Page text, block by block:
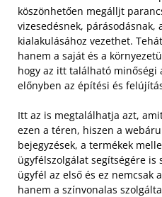
köszönhetően megálljt
vizesedésnek, párásodásnak,
kialakulásához vezethet.
hanem a saját és a
hogy az itt található minőségi
előnyben az építési és
Itt az is megtalálhatja azt,
ezen a téren, hiszen a
bejegyzések, a termékek
ügyfélszolgálat segítségére
ügyfél az első és ez nemcsak
hanem a színvonalas